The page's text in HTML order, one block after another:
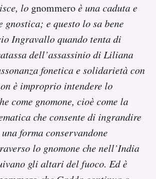
lo gnommeroè una caduta e
gnostica; e questo lo sa bene
Ingravallo quando tenta di
dell’assassinio di Liliana
fonetica e solidarietà con
è improprio intendere lo
come gnomone, cioè come la
che consente di ingrandire
forma conservandone
lo gnomone che nell’India
gli altari del fuoco. Ed è